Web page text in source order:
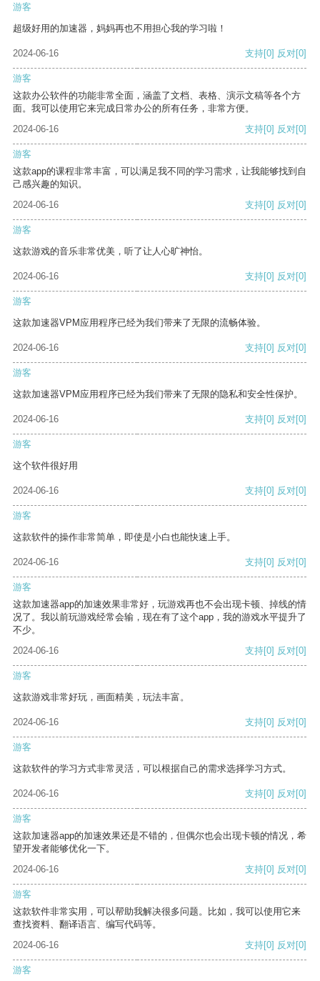
游客
超级好用的加速器，妈妈再也不用担心我的学习啦！
2024-06-16 支持[0] 反对[0]
游客
这款办公软件的功能非常全面，涵盖了文档、表格、演示文稿等各个方
面。我可以使用它来完成日常办公的所有任务，非常方便。
2024-06-16
支持[0] 反对[0]
游客
这款app的课程非常丰富，可以满足我不同的学习需求，让我能够找到自
己感兴趣的知识。
2024-06-16
支持[0] 反对[0]
游客
这款游戏的音乐非常优美，听了让人心旷神怡。
2024-06-16 支持[0] 反对[0]
游客
这款加速器VPM应用程序已经为我们带来了无限的流畅体验。
2024-06-16 支持[0] 反对[0]
游客
这款加速器VPM应用程序已经为我们带来了无限的隐私和安全性保护。
2024-06-16 支持[0] 反对[0]
游客
这个软件很好用
2024-06-16 支持[0] 反对[0]
游客
这款软件的操作非常简单，即使是小白也能快速上手。
2024-06-16 支持[0] 反对[0]
游客
这款加速器app的加速效果非常好，玩游戏再也不会出现卡顿、掉线的情
况了。我以前玩游戏经常会输，现在有了这个app，我的游戏水平提升了
不少。
2024-06-16
支持[0] 反对[0]
游客
这款游戏非常好玩，画面精美，玩法丰富。
2024-06-16 支持[0] 反对[0]
游客
这款软件的学习方式非常灵活，可以根据自己的需求选择学习方式。
2024-06-16 支持[0] 反对[0]
游客
这款加速器app的加速效果还是不错的，但偶尔也会出现卡顿的情况，希
望开发者能够优化一下。
2024-06-16
支持[0] 反对[0]
游客
这款软件非常实用，可以帮助我解决很多问题。比如，我可以使用它来
查找资料、翻译语言、编写代码等。
2024-06-16
支持[0] 反对[0]
游客